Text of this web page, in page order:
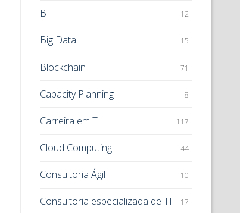
BI 12
Big Data 15
Blockchain 71
Capacity Planning 8
Carreira em TI 117
Cloud Computing 44
Consultoria Ágil 10
Consultoria especializada de TI 17